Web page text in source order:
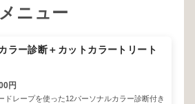
ニュー
ラー診断＋カットカラートリート
円
ドレープを使った12パーソナルカラー診断付き